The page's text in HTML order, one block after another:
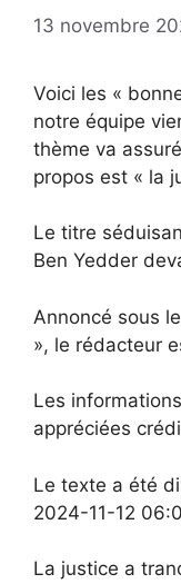
13 novembre
Voici les «
notre équipe
thème va
propos est « la
Le titre
Ben Yedder
Annoncé sous
», le rédacteur
Les
appréciées
Le texte a été
2024-11-12
La justice a